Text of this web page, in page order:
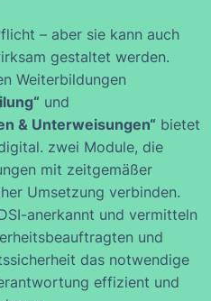
– aber sie kann auch
gestaltet werden.
Weiterbildungen
und
& Unterweisungen“ bietet
zwei Module, die
mit zeitgemäßer
Umsetzung verbinden.
anerkannt und vermitteln
und
das notwendige
effizient und